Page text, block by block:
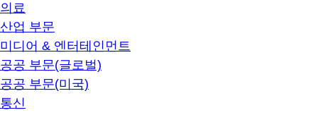
의료
산업 부문
미디어 & 엔터테인먼트
공공 부문(글로벌)
공공 부문(미국)
통신